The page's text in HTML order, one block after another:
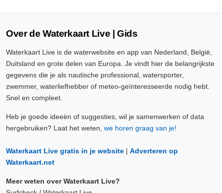
Over de Waterkaart Live | Gids
Waterkaart Live is de waterwebsite en app van Nederland, België,
Duitsland en grote delen van Europa. Je vindt hier de belangrijkste
gegevens die je als nautische professional, watersporter,
zwemmer, waterliefhebber of meteo-geïnteresseerde nodig hebt.
Snel en compleet.
Heb je goede ideeën of suggesties, wil je samenwerken of data
hergebruiken? Laat het weten, we horen graag van je!
Waterkaart Live gratis in je website | Adverteren op
Waterkaart.net
Meer weten over Waterkaart Live?